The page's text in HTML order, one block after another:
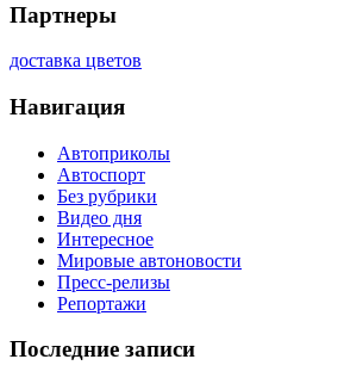
Партнеры
доставка цветов
Навигация
Автоприколы
Автоспорт
Без рубрики
Видео дня
Интересное
Мировые автоновости
Пресс-релизы
Репортажи
Последние записи